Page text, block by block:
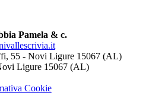
Pamela & c.
55 - Novi Ligure 15067 (AL)
Ligure 15067 (AL)
Cookie